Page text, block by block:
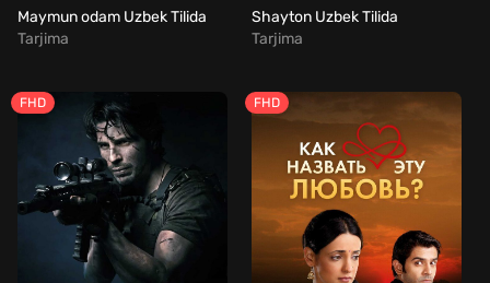
Maymun odam Uzbek Tilida
Tarjima
Shayton Uzbek Tilida
Tarjima
FHD FHD